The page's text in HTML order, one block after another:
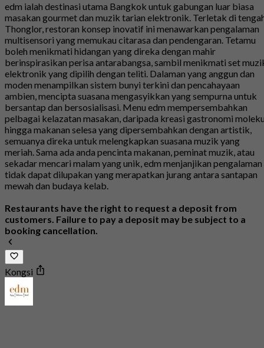
edm ialah destinasi utama Bangkok untuk gabungan luar biasa
masakan gourmet dan muzik tarian elektronik. Terletak di
Thonglor, restoran konsep inovatif ini menawarkan pengalaman
multisensori yang memukau citarasa dan pendengaran. Tetamu
boleh menikmati hidangan yang direka dengan mahir
berinspirasikan perisa antarabangsa, sambil menikmati set
elektronik yang dipilih dengan teliti. Dalaman yang anggun dan
moden menampilkan sistem bunyi terkini dan pencahayaan
ambien, mencipta suasana mengasyikkan yang sempurna untuk
bersantap dan bersosialisasi. Menu edm mempersembahkan
pelbagai kelazatan masakan, daripada kreasi gastronomi
hingga makanan selesa yang dipersembahkan dengan artistik,
semuanya direka untuk melengkapkan suasana muzik yang
meriah. Sama ada anda pencinta makanan, peminat muzik, atau
sekadar mencari malam yang unik, edm menjanjikan pengalaman
tidak dapat dilupakan yang merapatkan jurang antara santapan
mewah dan budaya kelab.
Restaurants have the right to request a deposit from
customers. Failure to pay a deposit may be subject to a
booking cancellation.
Kongsi